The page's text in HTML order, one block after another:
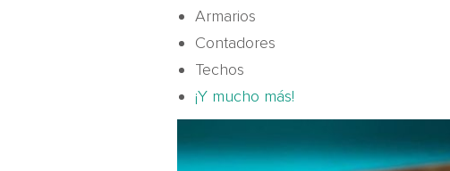
Armarios
Contadores
Techos
¡Y mucho más!